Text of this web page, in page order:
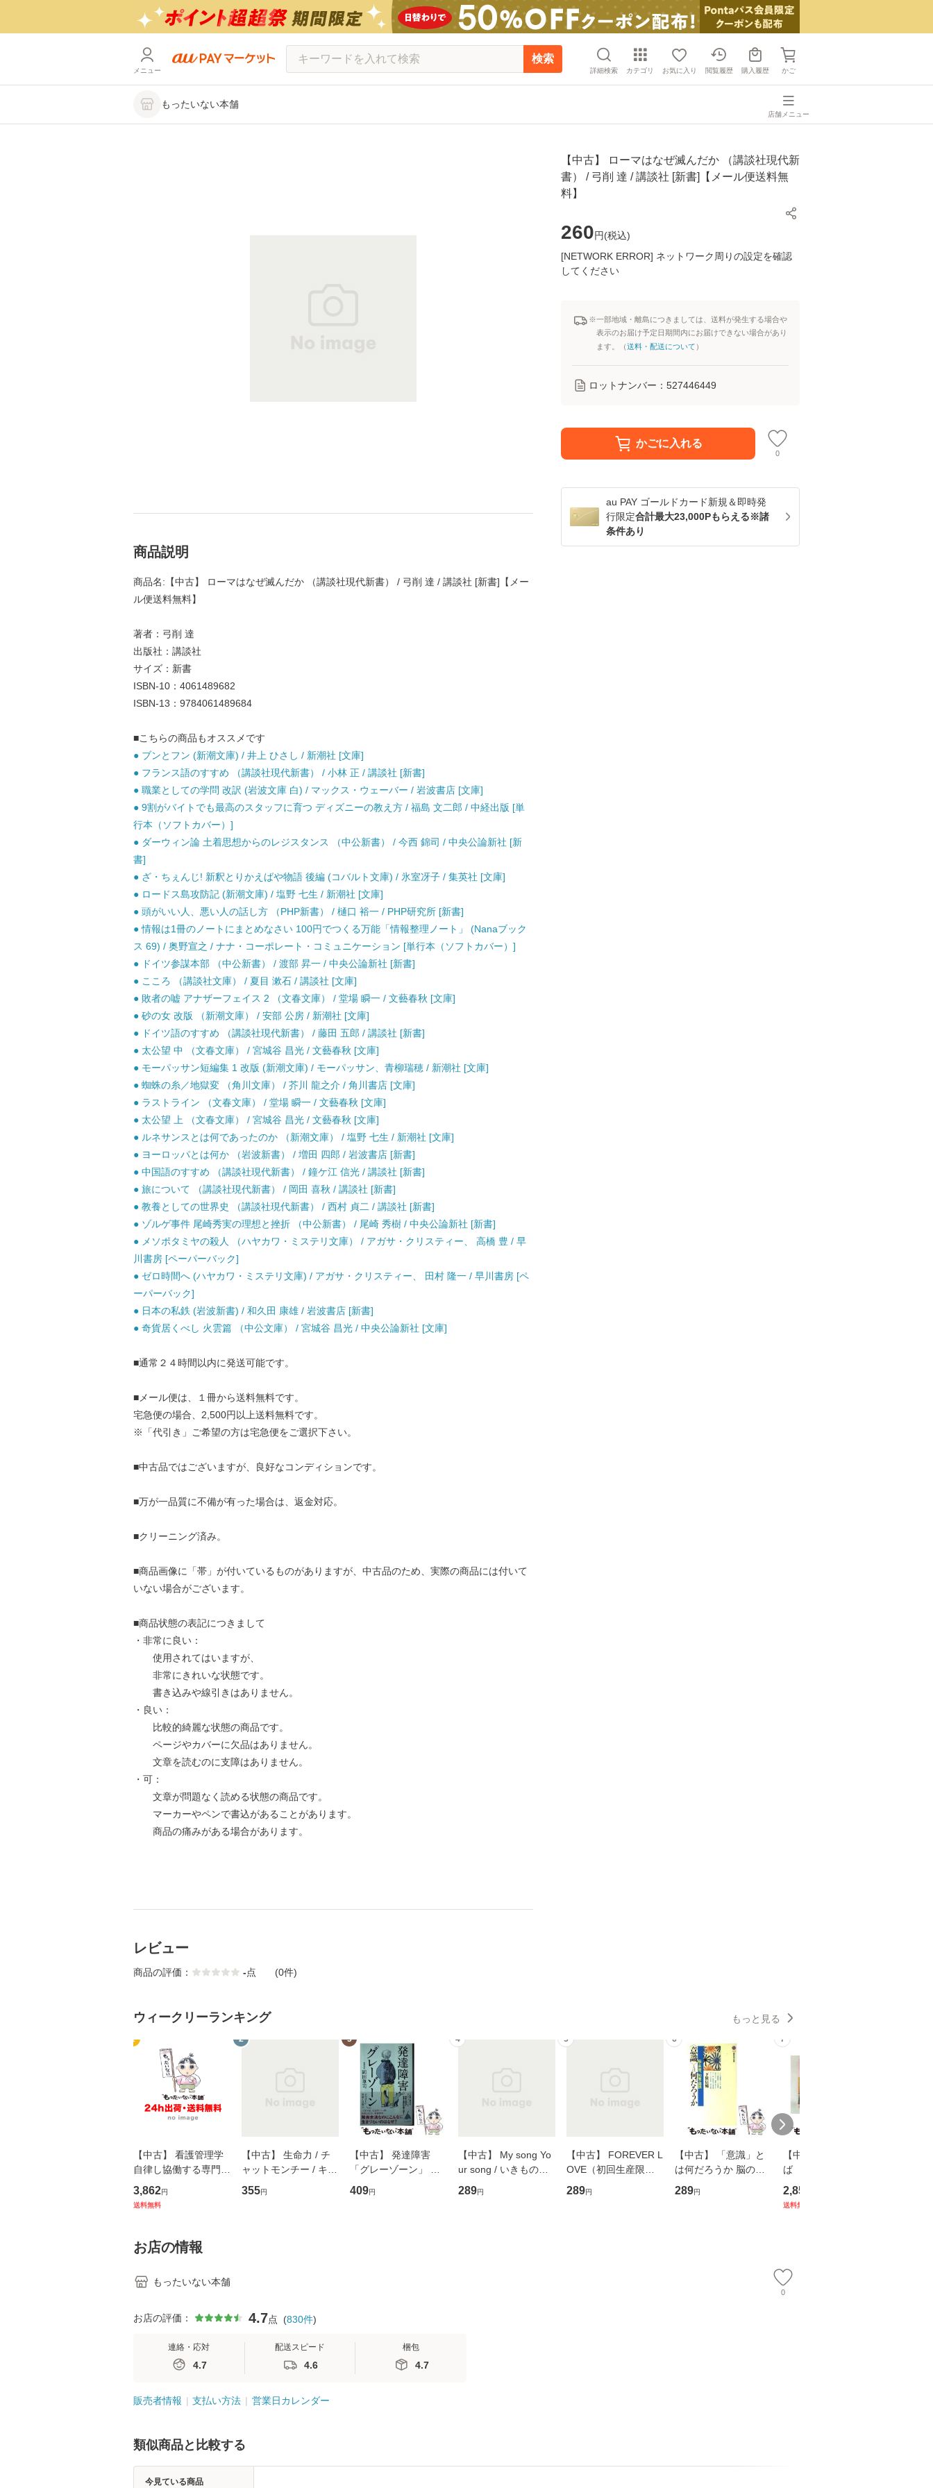
メニュー
検索
詳細検索 カテゴリ お気に入り 閲覧履歴 購入履歴 かご
もったいない本舗
店舗メニュー
【中古】 ローマはなぜ滅んだか （講談社現代新
書） / 弓削 達 / 講談社 [新書]【メール便送料無
料】
260円(税込)
[NETWORK ERROR] ネットワーク周りの設定を確認
してください
※一部地域・離島につきましては、送料が発生する場合や
表示のお届け予定日期間内にお届けできない場合があり
ます。（送料・配送について ）
ロットナンバー： 527446449
かごに入れる
0
au PAY ゴールドカード新規＆即時発
行限定合計最大23,000Pもらえる※諸
条件あり
商品説明
商品名:【中古】 ローマはなぜ滅んだか （講談社現代新書） / 弓削 達 / 講談社 [新書]【メー
ル便送料無料】
著者：弓削 達
出版社：講談社
サイズ：新書
ISBN-10：4061489682
ISBN-13：9784061489684
■こちらの商品もオススメです
● ブンとフン (新潮文庫) / 井上 ひさし / 新潮社 [文庫]
● フランス語のすすめ （講談社現代新書） / 小林 正 / 講談社 [新書]
● 職業としての学問 改訳 (岩波文庫 白) / マックス・ウェーバー / 岩波書店 [文庫]
● 9割がバイトでも最高のスタッフに育つ ディズニーの教え方 / 福島 文二郎 / 中経出版 [単
行本（ソフトカバー）]
● ダーウィン論 土着思想からのレジスタンス （中公新書） / 今西 錦司 / 中央公論新社 [新
書]
● ざ・ちぇんじ! 新釈とりかえばや物語 後編 (コバルト文庫) / 氷室冴子 / 集英社 [文庫]
● ロードス島攻防記 (新潮文庫) / 塩野 七生 / 新潮社 [文庫]
● 頭がいい人、悪い人の話し方 （PHP新書） / 樋口 裕一 / PHP研究所 [新書]
● 情報は1冊のノートにまとめなさい 100円でつくる万能「情報整理ノート」 (Nanaブック
ス 69) / 奥野宣之 / ナナ・コーポレート・コミュニケーション [単行本（ソフトカバー）]
● ドイツ参謀本部 （中公新書） / 渡部 昇一 / 中央公論新社 [新書]
● こころ （講談社文庫） / 夏目 漱石 / 講談社 [文庫]
● 敗者の嘘 アナザーフェイス 2 （文春文庫） / 堂場 瞬一 / 文藝春秋 [文庫]
● 砂の女 改版 （新潮文庫） / 安部 公房 / 新潮社 [文庫]
● ドイツ語のすすめ （講談社現代新書） / 藤田 五郎 / 講談社 [新書]
● 太公望 中 （文春文庫） / 宮城谷 昌光 / 文藝春秋 [文庫]
● モーパッサン短編集 1 改版 (新潮文庫) / モーパッサン、青柳瑞穂 / 新潮社 [文庫]
● 蜘蛛の糸／地獄変 （角川文庫） / 芥川 龍之介 / 角川書店 [文庫]
● ラストライン （文春文庫） / 堂場 瞬一 / 文藝春秋 [文庫]
● 太公望 上 （文春文庫） / 宮城谷 昌光 / 文藝春秋 [文庫]
● ルネサンスとは何であったのか （新潮文庫） / 塩野 七生 / 新潮社 [文庫]
● ヨーロッパとは何か （岩波新書） / 増田 四郎 / 岩波書店 [新書]
● 中国語のすすめ （講談社現代新書） / 鐘ケ江 信光 / 講談社 [新書]
● 旅について （講談社現代新書） / 岡田 喜秋 / 講談社 [新書]
● 教養としての世界史 （講談社現代新書） / 西村 貞二 / 講談社 [新書]
● ゾルゲ事件 尾崎秀実の理想と挫折 （中公新書） / 尾崎 秀樹 / 中央公論新社 [新書]
● メソポタミヤの殺人 （ハヤカワ・ミステリ文庫） / アガサ・クリスティー、 高橋 豊 / 早
川書房 [ペーパーバック]
● ゼロ時間へ (ハヤカワ・ミステリ文庫) / アガサ・クリスティー、 田村 隆一 / 早川書房 [ペ
ーパーバック]
● 日本の私鉄 (岩波新書) / 和久田 康雄 / 岩波書店 [新書]
● 奇貨居くべし 火雲篇 （中公文庫） / 宮城谷 昌光 / 中央公論新社 [文庫]
■通常２４時間以内に発送可能です。
■メール便は、１冊から送料無料です。
宅急便の場合、2,500円以上送料無料です。
※「代引き」ご希望の方は宅急便をご選択下さい。
■中古品ではございますが、良好なコンディションです。
■万が一品質に不備が有った場合は、返金対応。
■クリーニング済み。
■商品画像に「帯」が付いているものがありますが、中古品のため、実際の商品には付いて
いない場合がございます。
■商品状態の表記につきまして
・非常に良い：
使用されてはいますが、
非常にきれいな状態です。
書き込みや線引きはありません。
・良い：
比較的綺麗な状態の商品です。
ページやカバーに欠品はありません。
文章を読むのに支障はありません。
・可：
文章が問題なく読める状態の商品です。
マーカーやペンで書込があることがあります。
商品の痛みがある場合があります。
レビュー
商品の評価： -点 (0件)
ウィークリーランキング もっと見る
1
【中古】 看護管理学
自律し協働する専門職
の看護マネジメントス
キル 改訂第3版 (看護
堂 [単行
3,862円
送料無料
2
【中古】 生命力 / チ
ャットモンチー / キュ
ーンレコード [CD]
【メール便送料無料】
355円
3
【中古】 発達障害
「グレーゾーン」 そ
の正しい理解と克服法
(SB新書 572) / 岡田尊
409円
4
【中古】 My song Yo
ur song / いきものが
かり / [CD]【メール便
送料無料】
289円
5
【中古】 FOREVER L
OVE（初回生産限定
盤） / 清水翔太×加藤
ミリヤ / [CD]【メール
289円
6
【中古】 「意識」と
は何だろうか 脳の来
歴、知覚の錯誤 （講
談社現代新書） / 下条
289円
7
【中古】 耳をすませ
ば 〈2枚組〉 [DVD] /
ブエナ・ビスタ・ホー
ム・エンターテイメン
2,852
送料無料
お店の情報
もったいない本舗
0
お店の評価： 4.7点 (830件)
連絡・応対
4.7
配送スピード
4.6
梱包
4.7
販売者情報 支払い方法 営業日カレンダー
類似商品と比較する
今見ている商品